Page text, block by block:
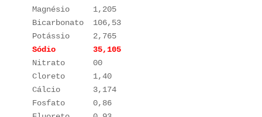
Magnésio     1,205
Bicarbonato  106,53
Potássio     2,765
Sódio        35,105
Nitrato      00
Cloreto      1,40
Cálcio       3,174
Fosfato      0,86